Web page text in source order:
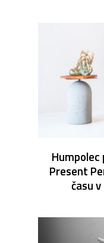
Present
času